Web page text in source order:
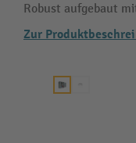
Robust aufgebaut
Zur